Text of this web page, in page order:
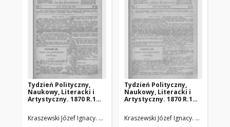
Tydzień Polityczny,
Naukowy, Literacki i
Artystyczny. 1870 R.1
Kraszewski Józef Ignacy. Red.
Tydzień Polityczny,
Naukowy, Literacki i
Artystyczny. 1870 R.1
Kraszewski Józef Ignacy. Red.